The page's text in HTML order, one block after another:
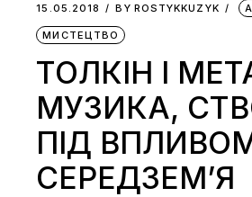
15.05.2018 BY ROSTYKKUZYK
МИСТЕЦТВО
ТОЛКІН І
МУЗИКА,
ПІД
СЕРЕДЗЕМ’Я